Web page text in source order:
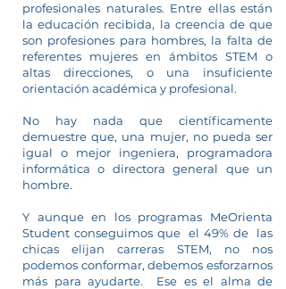
profesionales naturales. Entre ellas están
la educación recibida, la creencia de que
son profesiones para hombres, la falta de
referentes mujeres en ámbitos STEM o
altas direcciones, o una insuficiente
orientación académica y profesional.
No hay nada que científicamente
demuestre que, una mujer, no pueda ser
igual o mejor ingeniera, programadora
informática o directora general que un
hombre.
Y aunque en los programas MeOrienta
Student conseguimos que el 49% de las
chicas elijan carreras STEM, no nos
podemos conformar, debemos esforzarnos
más para ayudarte. Ese es el alma de